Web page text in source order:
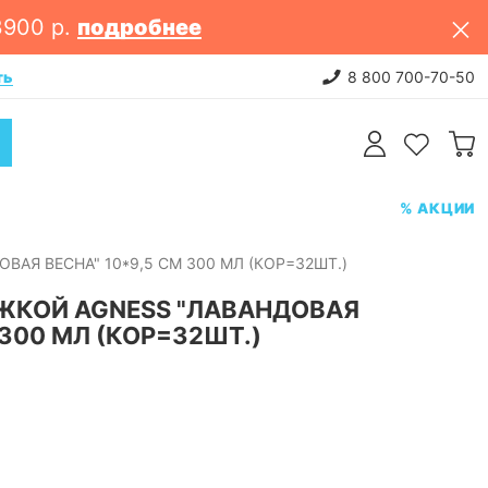
р. подробнее
НОВИНКИ: постельное белье.
8 800 700-70-50
% АКЦИИ
ВЕСНА" 10*9,5 СМ 300 МЛ (КОР=32ШТ.)
AGNESS "ЛАВАНДОВАЯ
МЛ (КОР=32ШТ.)